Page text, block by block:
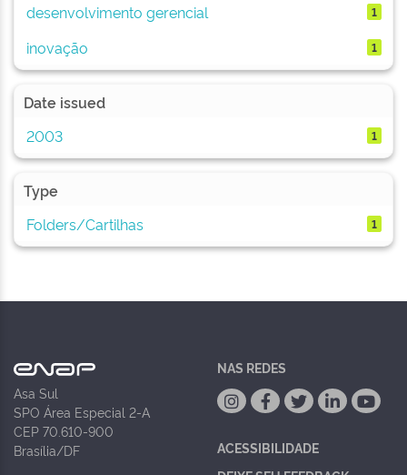
desenvolvimento gerencial
1
inovação 1
Date issued
2003
1
Type
Folders/Cartilhas
1
Asa Sul
SPO Área Especial 2-A
CEP 70.610-900
Brasília/DF
NAS REDES
ACESSIBILIDADE